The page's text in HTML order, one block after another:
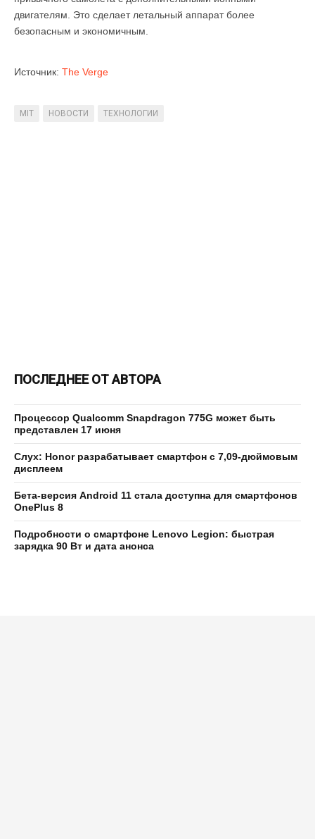
двигателям. Это сделает летальный аппарат более
безопасным и экономичным.
Источник: The Verge
MIT НОВОСТИ ТЕХНОЛОГИИ
ПОСЛЕДНЕЕ ОТ АВТОРА
Процессор Qualcomm Snapdragon 775G может быть
представлен 17 июня
Слух: Honor разрабатывает смартфон с 7,09-дюймовым
дисплеем
Бета-версия Android 11 стала доступна для смартфонов
OnePlus 8
Подробности о смартфоне Lenovo Legion: быстрая
зарядка 90 Вт и дата анонса